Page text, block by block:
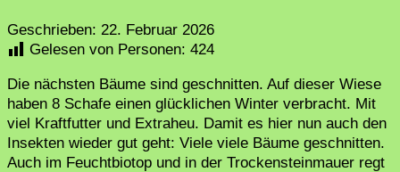
Geschrieben: 22. Februar 2026
Gelesen von Personen: 424
Die nächsten Bäume sind geschnitten. Auf dieser Wiese
haben 8 Schafe einen glücklichen Winter verbracht. Mit
viel Kraftfutter und Extraheu. Damit es hier nun auch den
Insekten wieder gut geht: Viele viele Bäume geschnitten.
Auch im Feuchtbiotop und in der Trockensteinmauer regt